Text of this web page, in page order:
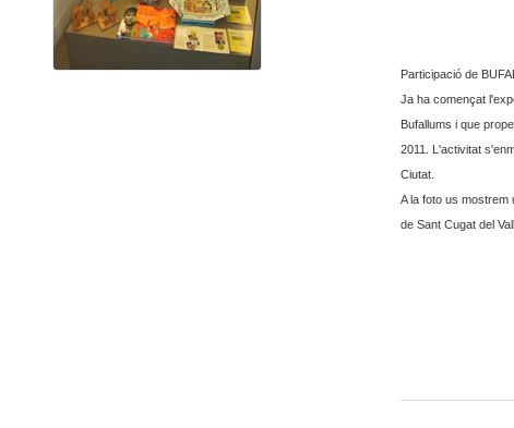
Participació de
Ja ha començat
Bufallums i que
2011. L'activitat
Ciutat.
A la foto us mostrem
de Sant Cugat del